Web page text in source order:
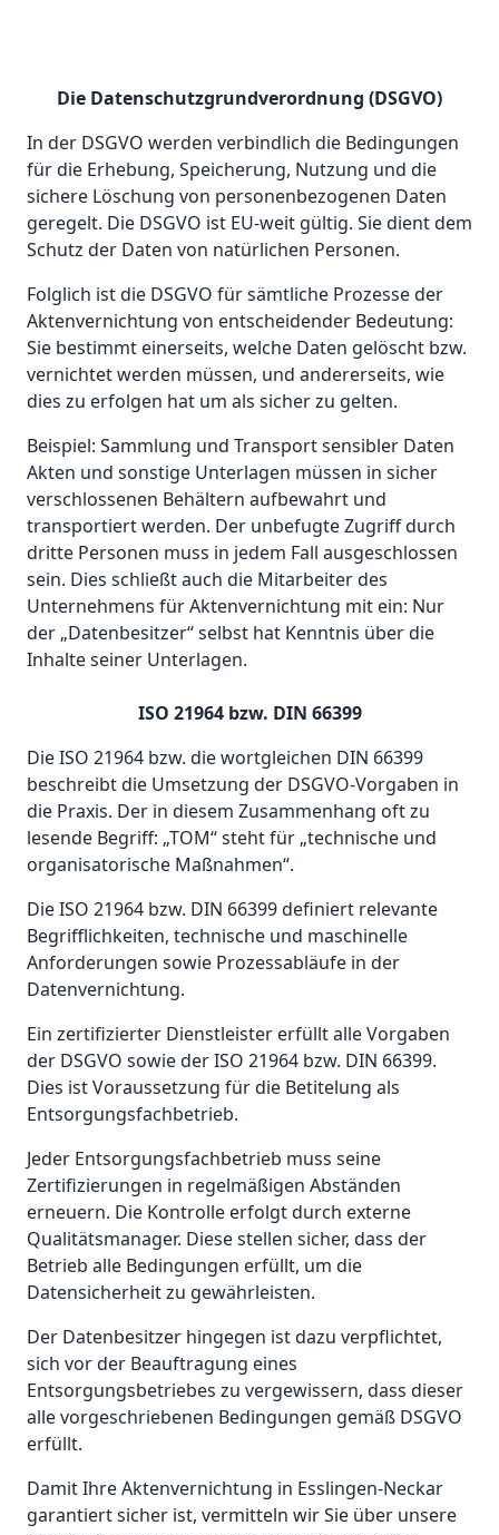
Die Datenschutzgrundverordnung (DSGVO)
In der DSGVO werden verbindlich die Bedingungen
für die Erhebung, Speicherung, Nutzung und die
sichere Löschung von personenbezogenen Daten
geregelt. Die DSGVO ist EU-weit gültig. Sie dient dem
Schutz der Daten von natürlichen Personen.
Folglich ist die DSGVO für sämtliche Prozesse der
Aktenvernichtung von entscheidender Bedeutung:
Sie bestimmt einerseits, welche Daten gelöscht bzw.
vernichtet werden müssen, und andererseits, wie
dies zu erfolgen hat um als sicher zu gelten.
Beispiel: Sammlung und Transport sensibler Daten
Akten und sonstige Unterlagen müssen in sicher
verschlossenen Behältern aufbewahrt und
transportiert werden. Der unbefugte Zugriff durch
dritte Personen muss in jedem Fall ausgeschlossen
sein. Dies schließt auch die Mitarbeiter des
Unternehmens für Aktenvernichtung mit ein: Nur
der „Datenbesitzer“ selbst hat Kenntnis über die
Inhalte seiner Unterlagen.
ISO 21964 bzw. DIN 66399
Die ISO 21964 bzw. die wortgleichen DIN 66399
beschreibt die Umsetzung der DSGVO-Vorgaben in
die Praxis. Der in diesem Zusammenhang oft zu
lesende Begriff: „TOM“ steht für „technische und
organisatorische Maßnahmen“.
Die ISO 21964 bzw. DIN 66399 definiert relevante
Begrifflichkeiten, technische und maschinelle
Anforderungen sowie Prozessabläufe in der
Datenvernichtung.
Ein zertifizierter Dienstleister erfüllt alle Vorgaben
der DSGVO sowie der ISO 21964 bzw. DIN 66399.
Dies ist Voraussetzung für die Betitelung als
Entsorgungsfachbetrieb.
Jeder Entsorgungsfachbetrieb muss seine
Zertifizierungen in regelmäßigen Abständen
erneuern. Die Kontrolle erfolgt durch externe
Qualitätsmanager. Diese stellen sicher, dass der
Betrieb alle Bedingungen erfüllt, um die
Datensicherheit zu gewährleisten.
Der Datenbesitzer hingegen ist dazu verpflichtet,
sich vor der Beauftragung eines
Entsorgungsbetriebes zu vergewissern, dass dieser
alle vorgeschriebenen Bedingungen gemäß DSGVO
erfüllt.
Damit Ihre Aktenvernichtung in Esslingen-Neckar
garantiert sicher ist, vermitteln wir Sie über unsere